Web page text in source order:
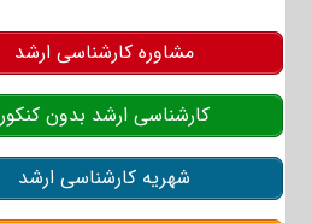
مشاوره کارشناسی ارشد
کارشناسی ارشد بدون کنکور
شهریه کارشناسی ارشد